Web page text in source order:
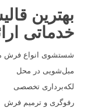
بهترین
خدماتی
شستشوی انواع فرش
مبل‌شویی در محل
لکه‌برداری تخصصی
رفوگری و ترمیم فرش